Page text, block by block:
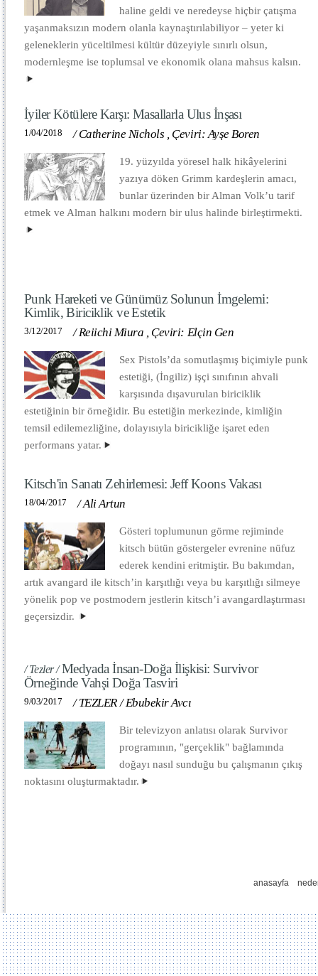
haline geldi ve neredeyse hiçbir çatışma
yaşanmaksızın modern olanla kaynaştırılabiliyor – yeter ki
geleneklerin yüceltilmesi kültür düzeyiyle sınırlı olsun,
modernleşme ise toplumsal ve ekonomik olana mahsus kalsın.
İyiler Kötülere Karşı: Masallarla Ulus İnşası
1/04/2018 /Catherine Nichols , Çeviri: Ayşe Boren
19. yüzyılda yöresel halk hikâyelerini
yazıya döken Grimm kardeşlerin amacı,
bunlar üzerinden bir Alman Volk’u tarif
etmek ve Alman halkını modern bir ulus halinde birleştirmekti.
Punk Hareketi ve Günümüz Solunun İmgelemi:
Kimlik, Biriciklik ve Estetik
3/12/2017 /Reiichi Miura , Çeviri: Elçin Gen
Sex Pistols’da somutlaşmış biçimiyle punk
estetiği, (İngiliz) işçi sınıfının ahvali
karşısında dışavurulan biriciklik
estetiğinin bir örneğidir. Bu estetiğin merkezinde, kimliğin
temsil edilemezliğine, dolayısıyla biricikliğe işaret eden
performans yatar.
Kitsch'in Sanatı Zehirlemesi: Jeff Koons Vakası
18/04/2017 /Ali Artun
Gösteri toplumunun görme rejiminde
kitsch bütün göstergeler evrenine nüfuz
ederek kendini eritmiştir. Bu bakımdan,
artık avangard ile kitsch’in karşıtlığı veya bu karşıtlığı silmeye
yönelik pop ve postmodern jestlerin kitsch’i avangardlaştırması
geçersizdir.
/ Tezler /Medyada İnsan-Doğa İlişkisi: Survivor
Örneğinde Vahşi Doğa Tasviri
9/03/2017 /TEZLER /Ebubekir Avcı
Bir televizyon anlatısı olarak Survivor
programının, "gerçeklik" bağlamında
doğayı nasıl sunduğu bu çalışmanın çıkış
noktasını oluşturmaktadır.
anasayfa